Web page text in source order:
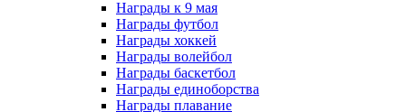
Награды к 9 мая
Награды футбол
Награды хоккей
Награды волейбол
Награды баскетбол
Награды единоборства
Награды плавание